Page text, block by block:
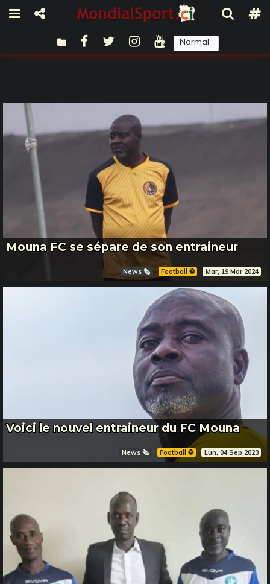
Normal
Mouna FC se sépare de son entraineur
News 🗞️ Football ⚽️ Mar, 19 Mar 2024
Voici le nouvel entraineur du FC Mouna
News 🗞️ Football ⚽️ Lun, 04 Sep 2023